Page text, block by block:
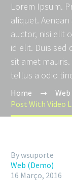
Lorem Ipsum.
aliquet.
auctor, nisi elit
id elit. Duis sed
sit amet
tellus a odio
Home
Post With Video
By wsuporte
Web (Demo)
16 Março, 2016